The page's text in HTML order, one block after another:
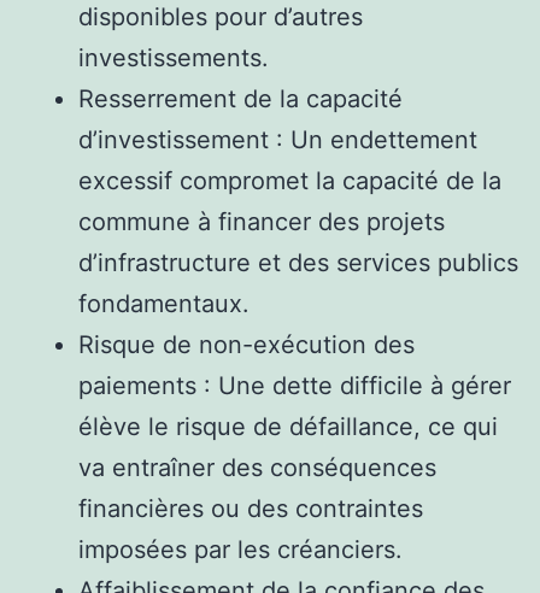
disponibles pour d’autres
investissements.
Resserrement de la capacité
d’investissement : Un endettement
excessif compromet la capacité de la
commune à financer des projets
d’infrastructure et des services publics
fondamentaux.
Risque de non-exécution des
paiements : Une dette difficile à gérer
élève le risque de défaillance, ce qui
va entraîner des conséquences
financières ou des contraintes
imposées par les créanciers.